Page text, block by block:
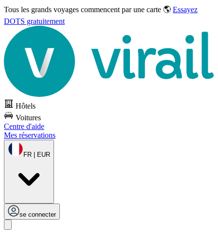
Tous les grands voyages commencent par une carte 🌎 Essayez
DOTS gratuitement
Hôtels
Voitures
Centre d'aide
Mes réservations
FR | EUR
se connecter